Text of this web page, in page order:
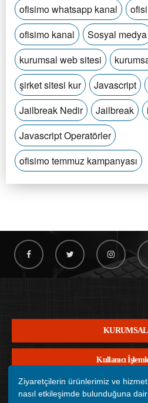
Ziyaretçilerin ürünlerimiz ve
nasıl etkileşimde bulunduğuna
ofisimo whatsapp kanal
ofisimo kanal
Sosyal medya
kurumsal web sitesi
şirket sitesi kur
Javascript
Jailbreak Nedir
Jailbreak
Javascript Operatörler
ofisimo temmuz kampanyası
KURUMSAL
Kullanıcı
Satış İşlemleri